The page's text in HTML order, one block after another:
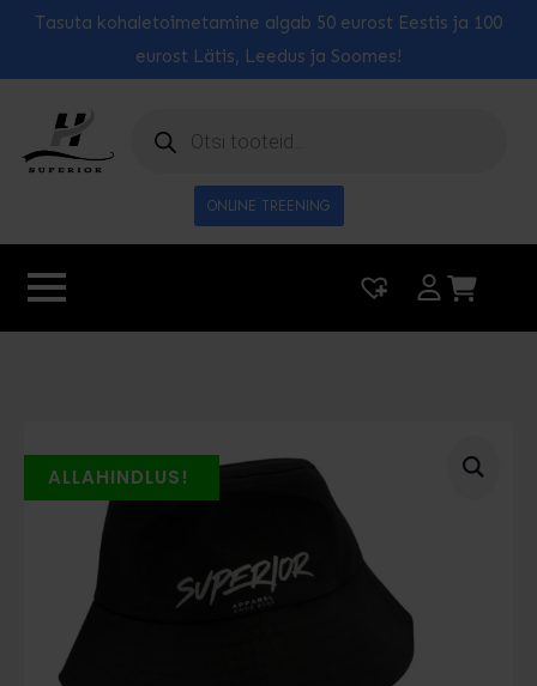
Tasuta kohaletoimetamine algab 50 eurost Eestis ja 100
eurost Lätis, Leedus ja Soomes!
otsing
ONLINE TREENING
ALLAHINDLUS!